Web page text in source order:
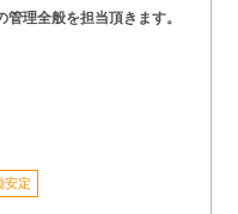
理全般を担当頂きます。
安定